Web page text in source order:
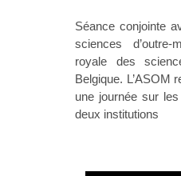
Séance conjointe
sciences d’outre-
royale des
Belgique. L’ASOM
une journée sur
deux institutions